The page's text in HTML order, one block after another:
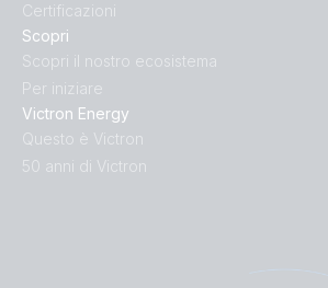
Scopri
Scopri il nostro ecosistema
Per iniziare
Victron Energy
Questo è Victron
50 anni di Victron
Certificazioni